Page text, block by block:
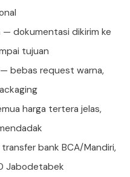
— dokumentasi dikirim ke
tujuan
bebas request warna,
harga tertera jelas,
bank BCA/Mandiri,
Jabodetabek